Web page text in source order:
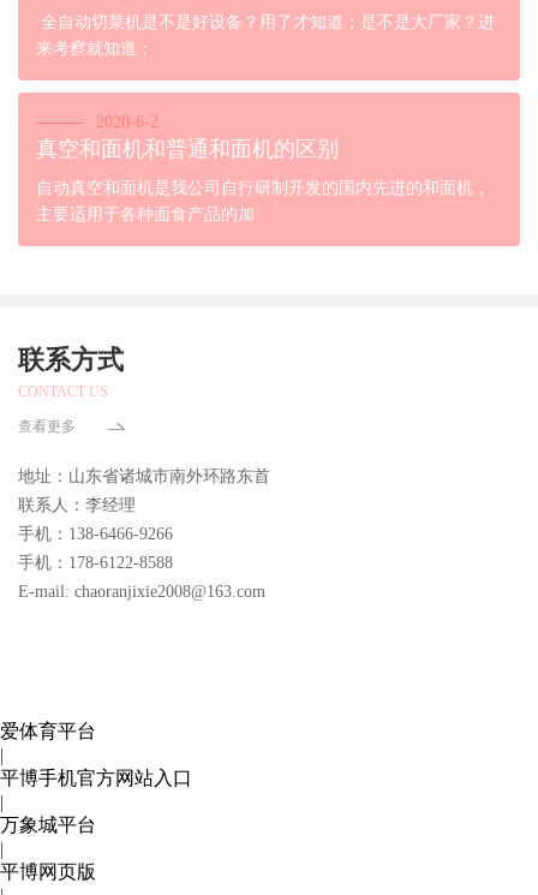
全自动切菜机是不是好设备？用了才知道；是不是大厂家？进
来考察就知道；
2020-6-2
真空和面机和普通和面机的区别
自动真空和面机是我公司自行研制开发的国内先进的和面机，
主要适用于各种面食产品的加
联系方式
CONTACT US
查看更多
地址：山东省诸城市南外环路东首
联系人：李经理
手机：138-6466-9266
手机：178-6122-8588
E-mail: chaoranjixie2008@163.com
爱体育平台
|
平博手机官方网站入口
|
万象城平台
|
平博网页版